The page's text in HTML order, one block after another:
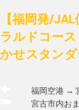
【福岡発/
ラルドコー
かせスタン
福岡空港 →
宮古市内お